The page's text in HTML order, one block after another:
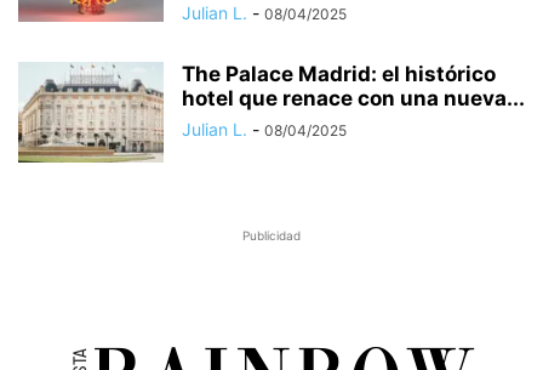
Julian L. - 08/04/2025
The Palace Madrid: el histórico
hotel que renace con una nueva...
Julian L. - 08/04/2025
Publicidad